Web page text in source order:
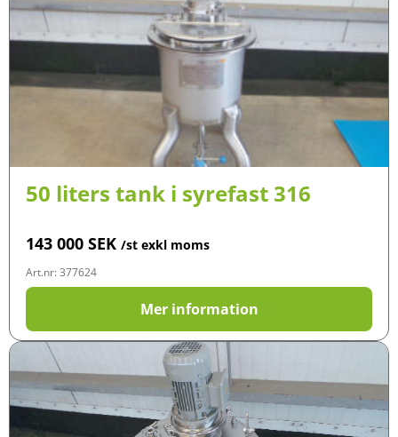
50 liters tank i syrefast 316
143 000 SEK /st exkl moms
Art.nr: 377624
Mer information